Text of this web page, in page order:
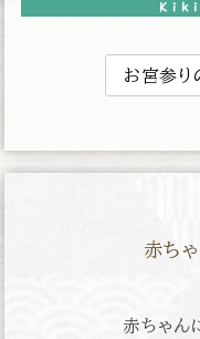
お宮参り
赤ち
赤ちゃん